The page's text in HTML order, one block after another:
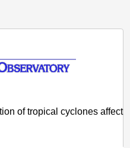
of tropical cyclones